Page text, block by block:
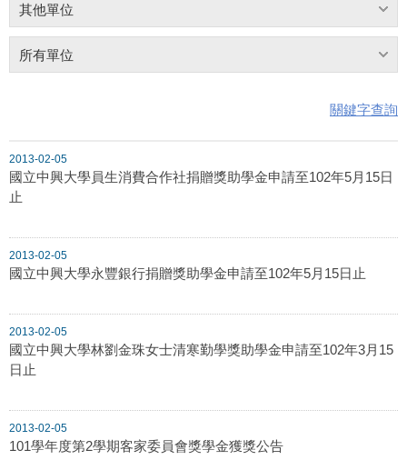
其他單位
所有單位
關鍵字查詢
2013-02-05
國立中興大學員生消費合作社捐贈獎助學金申請至102年5月15日
止
2013-02-05
國立中興大學永豐銀行捐贈獎助學金申請至102年5月15日止
2013-02-05
國立中興大學林劉金珠女士清寒勤學獎助學金申請至102年3月15
日止
2013-02-05
101學年度第2學期客家委員會獎學金獲獎公告